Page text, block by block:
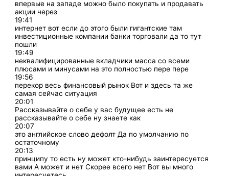
впервые на западе можно было покупать и продавать
акции через
19:41
интернет вот если до этого были гигантские там
инвестиционные компании банки торговали да то тут
пошли
19:49
неквалифицированные вкладчики масса со всеми
плюсами и минусами на это полностью пере пере
19:56
перекор весь финансовый рынок Вот и здесь та же
самая сейчас ситуация
20:01
Рассказывайте о себе у вас будущее есть не
рассказывайте о себе ну знаете как
20:07
это английское слово дефолт Да по умолчанию по
остаточному
20:13
принципу то есть ну может кто-нибудь заинтересуется
вами А может и нет Скорее всего нет Вот вы много